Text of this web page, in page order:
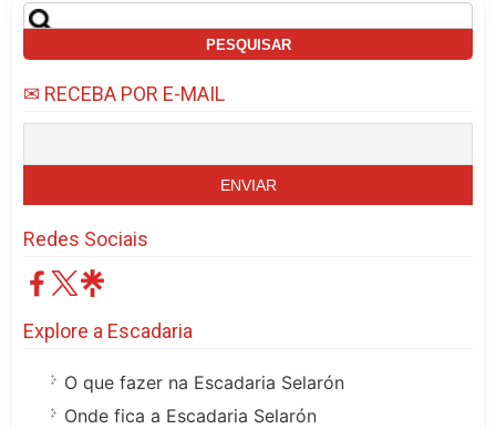
Pesquisar
por:
✉ RECEBA POR E-MAIL
Redes Sociais
Explore a Escadaria
O que fazer na Escadaria Selarón
Onde fica a Escadaria Selarón